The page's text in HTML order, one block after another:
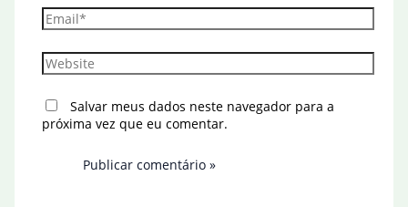
Email*
Website
Salvar meus dados neste navegador para a
próxima vez que eu comentar.